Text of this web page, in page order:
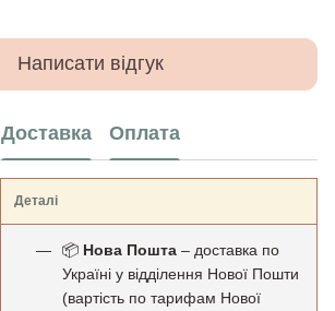
Написати відгук
Доставка Оплата
Деталі
📦 Нова Пошта – доставка по
Україні у відділення Нової Пошти
(вартість по тарифам Нової